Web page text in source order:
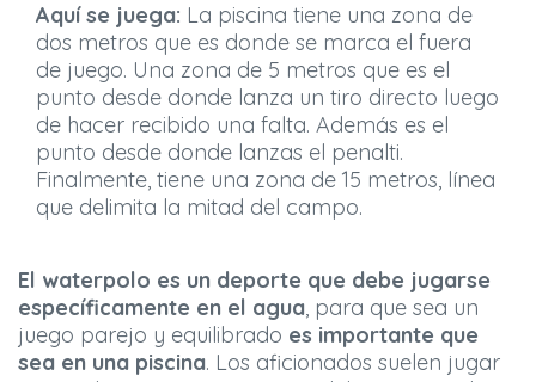
Aquí se juega: La piscina tiene una zona de
dos metros que es donde se marca el fuera
de juego. Una zona de 5 metros que es el
punto desde donde lanza un tiro directo luego
de hacer recibido una falta. Además es el
punto desde donde lanzas el penalti.
Finalmente, tiene una zona de 15 metros, línea
que delimita la mitad del campo.
El waterpolo es un deporte que debe jugarse
específicamente en el agua, para que sea un
juego parejo y equilibrado es importante que
sea en una piscina. Los aficionados suelen jugar